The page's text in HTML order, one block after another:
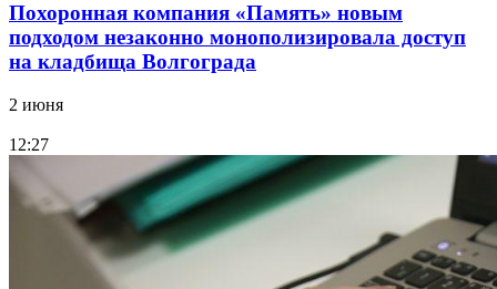
Похоронная компания «Память» новым
подходом незаконно монополизировала доступ
на кладбища Волгограда
2 июня
12:27